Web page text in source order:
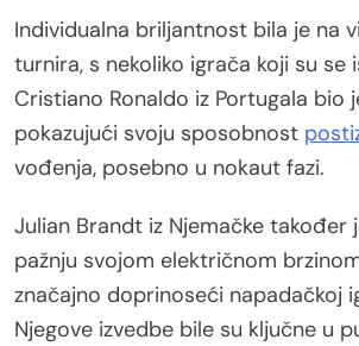
Individualna briljantnost bila je na
turnira, s nekoliko igrača koji su se
Cristiano Ronaldo iz Portugala bio
pokazujući svoju sposobnost
vođenja, posebno u nokaut fazi.
Julian Brandt iz Njemačke također
pažnju svojom električnom
značajno doprinoseći napadačkoj
Njegove izvedbe bile su ključne u